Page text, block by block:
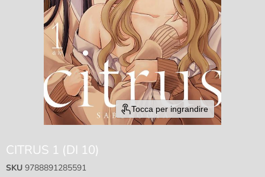
Tocca per ingrandire
CITRUS 1 (DI 10)
SKU 9788891285591